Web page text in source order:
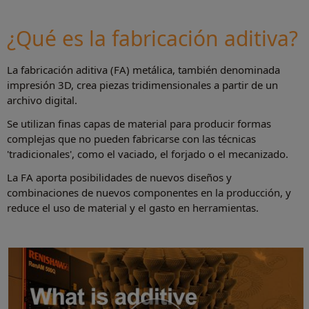
¿Qué es la fabricación aditiva?
La fabricación aditiva (FA) metálica, también denominada
impresión 3D, crea piezas tridimensionales a partir de un
archivo digital.
Se utilizan finas capas de material para producir formas
complejas que no pueden fabricarse con las técnicas
'tradicionales', como el vaciado, el forjado o el mecanizado.
La FA aporta posibilidades de nuevos diseños y
combinaciones de nuevos componentes en la producción, y
reduce el uso de material y el gasto en herramientas.